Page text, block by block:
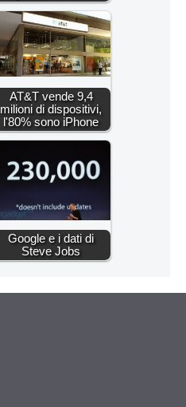
AT&T vende 9,4
milioni di dispositivi,
l'80% sono iPhone
Google e i dati di
Steve Jobs